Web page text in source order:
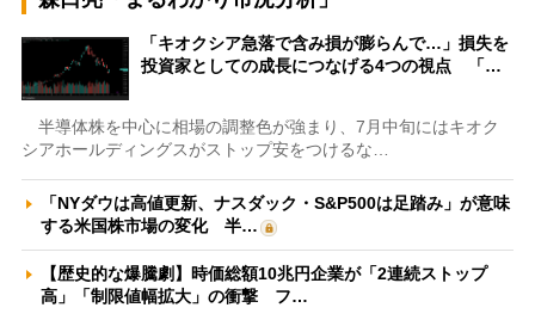
「キオクシア急落で含み損が膨らんで…」損失を
投資家としての成長につなげる4つの視点 「…
半導体株を中心に相場の調整色が強まり、7月中旬にはキオク
シアホールディングスがストップ安をつけるな…
「NYダウは高値更新、ナスダック・S&P500は足踏み」が意味
する米国株市場の変化 半…
【歴史的な爆騰劇】時価総額10兆円企業が「2連続ストップ
高」「制限値幅拡大」の衝撃 フ…